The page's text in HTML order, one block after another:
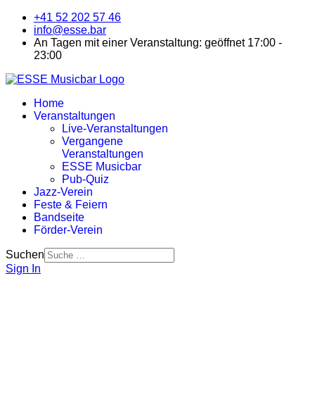
+41 52 202 57 46
info@esse.bar
An Tagen mit einer Veranstaltung: geöffnet 17:00 -
23:00
Home
Veranstaltungen
Live-Veranstaltungen
Vergangene
Veranstaltungen
ESSE Musicbar
Pub-Quiz
Jazz-Verein
Feste & Feiern
Bandseite
Förder-Verein
Suchen
Sign In